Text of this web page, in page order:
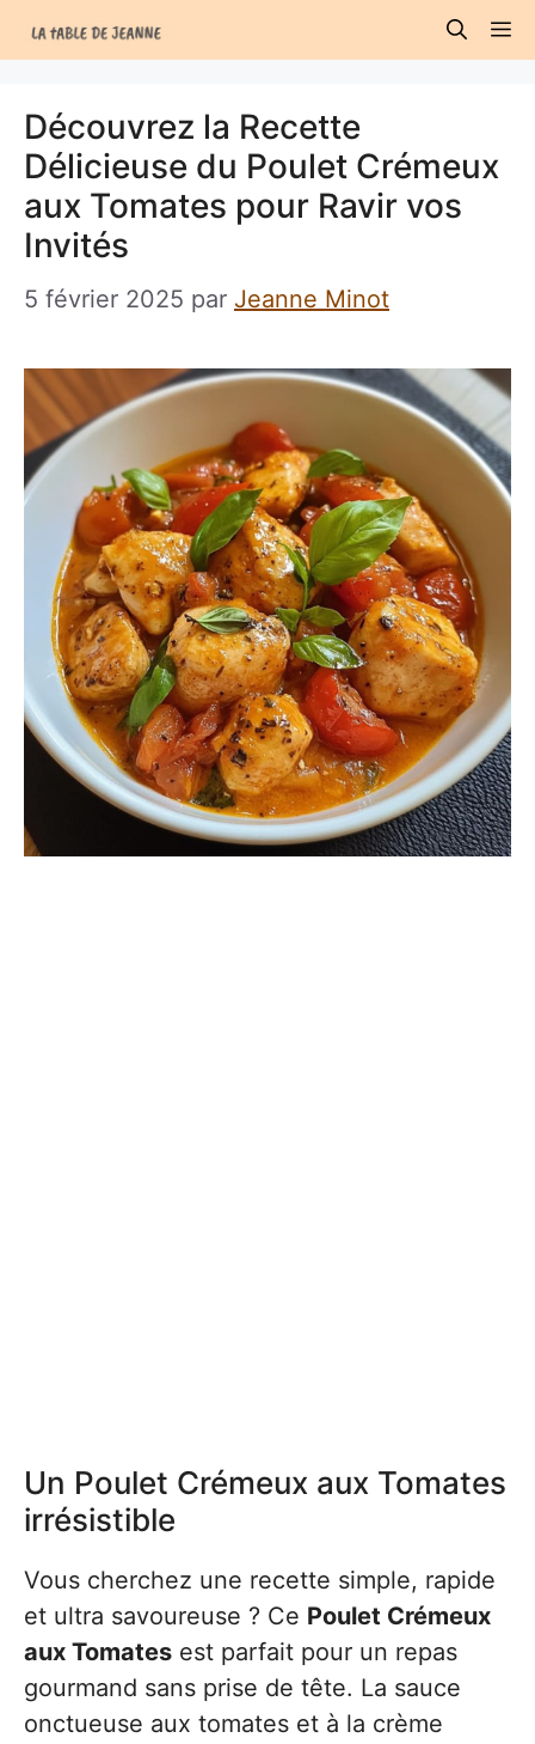
au
Découvrez la Recette
Délicieuse du Poulet Crémeux
aux Tomates pour Ravir vos
Invités
5 février 2025 par Jeanne Minot
Un Poulet Crémeux aux Tomates
irrésistible
Vous cherchez une recette simple, rapide
et ultra savoureuse ? Ce Poulet Crémeux
aux Tomates est parfait pour un repas
gourmand sans prise de tête. La sauce
onctueuse aux tomates et à la crème